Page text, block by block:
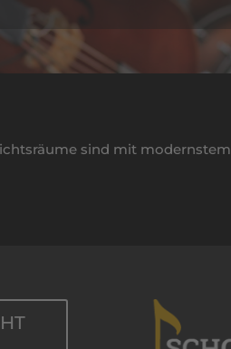
sind mit modernstem